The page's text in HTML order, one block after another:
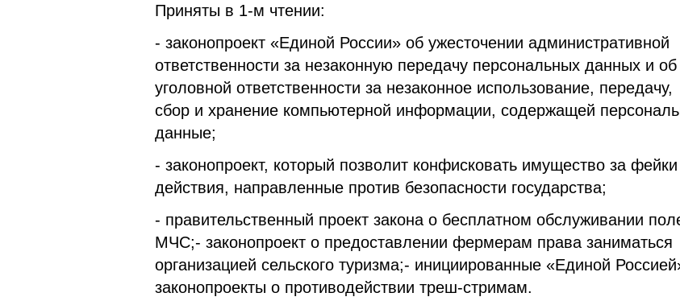
Приняты в 1-м чтении:
- законопроект «Единой России» об ужесточении административной
ответственности за незаконную передачу персональных данных и об
уголовной ответственности за незаконное использование, передачу,
сбор и хранение компьютерной информации, содержащей
данные;
- законопроект, который позволит конфисковать имущество за
действия, направленные против безопасности государства;
- правительственный проект закона о бесплатном обслуживании
МЧС;- законопроект о предоставлении фермерам права заниматься
организацией сельского туризма;- инициированные «Единой
законопроекты о противодействии треш-стримам.